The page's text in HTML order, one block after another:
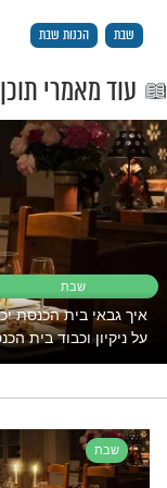
שבת קיט
חוטבים
את כלי
כל אדם ויעשה,
כבודו שמכבד
חכם אין לו
בדבר מצוה
ה' ברבים,
חכם
אין בזיון
-נסו